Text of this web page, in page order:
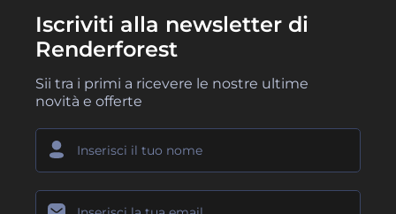
Iscriviti alla newsletter di
Renderforest
Sii tra i primi a ricevere le nostre ultime
novità e offerte